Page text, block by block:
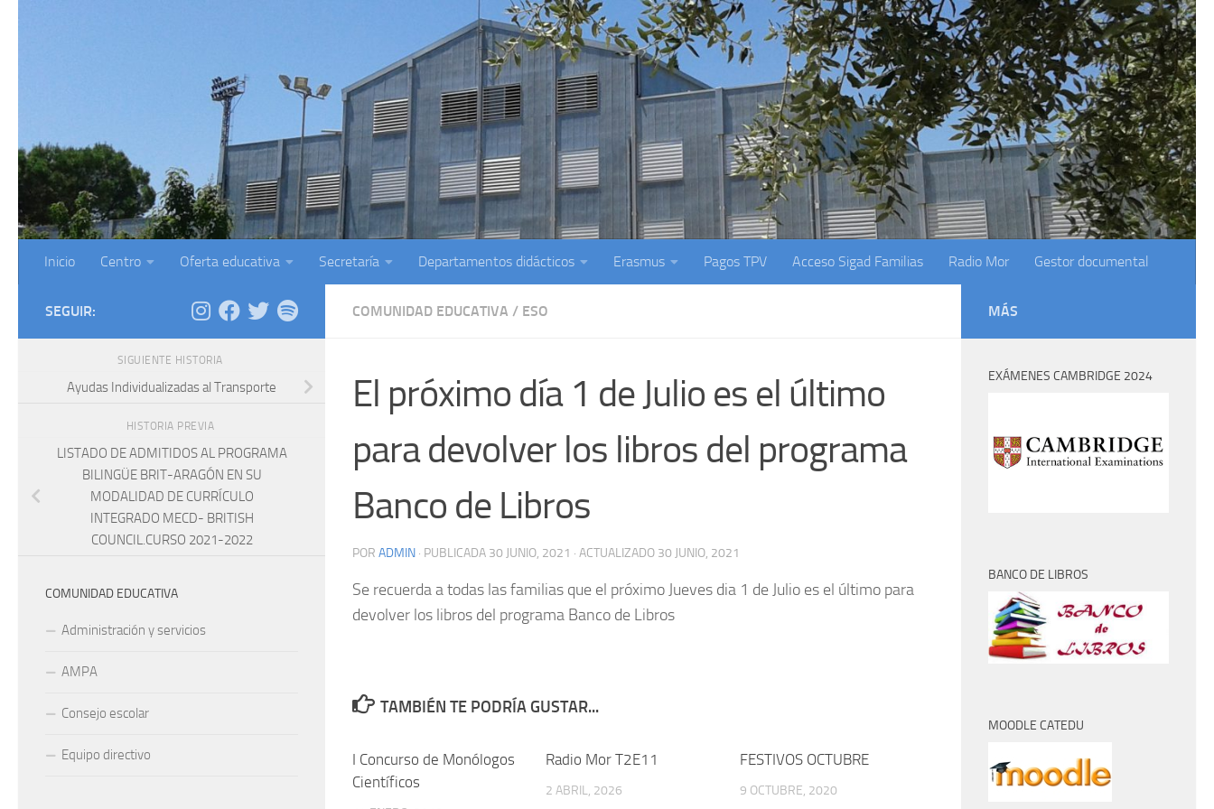
Inicio Centro Oferta educativa Secretaría Departamentos didácticos Erasmus Pagos TPV Acceso Sigad Familias Radio Mor Gestor documental
COMUNIDAD EDUCATIVA / ESO
El próximo día 1 de Julio es el último
para devolver los libros del programa
Banco de Libros
POR ADMIN · PUBLICADA 30 JUNIO, 2021 · ACTUALIZADO 30 JUNIO, 2021
Se recuerda a todas las familias que el próximo Jueves dia 1 de Julio es el último para
devolver los libros del programa Banco de Libros
TAMBIÉN TE PODRÍA GUSTAR...
I Concurso de Monólogos
Científicos
Radio Mor T2E11
2 ABRIL, 2026
FESTIVOS OCTUBRE
9 OCTUBRE, 2020
SEGUIR:
SIGUIENTE HISTORIA
Ayudas Individualizadas al Transporte
HISTORIA PREVIA
LISTADO DE ADMITIDOS AL PROGRAMA
BILINGÜE BRIT-ARAGÓN EN SU
MODALIDAD DE CURRÍCULO
INTEGRADO MECD- BRITISH
COUNCIL.CURSO 2021-2022
COMUNIDAD EDUCATIVA
Administración y servicios
AMPA
Consejo escolar
Equipo directivo
MÁS
EXÁMENES CAMBRIDGE 2024
BANCO DE LIBROS
MOODLE CATEDU